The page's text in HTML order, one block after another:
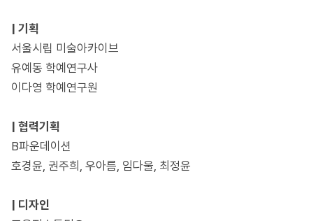
| 기획
서울시립 미술아카이브
유예동 학예연구사
이다영 학예연구원
| 협력기획
B파운데이션
호경윤, 권주희, 우아름, 임다울, 최정윤
| 디자인